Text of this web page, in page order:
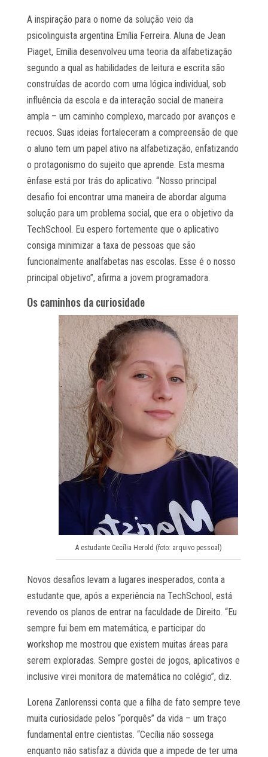
A inspiração para o nome da solução veio da
psicolinguista argentina Emília Ferreira. Aluna de Jean
Piaget, Emília desenvolveu uma teoria da alfabetização
segundo a qual as habilidades de leitura e escrita são
construídas de acordo com uma lógica individual, sob
influência da escola e da interação social de maneira
ampla – um caminho complexo, marcado por avanços e
recuos. Suas ideias fortaleceram a compreensão de que
o aluno tem um papel ativo na alfabetização, enfatizando
o protagonismo do sujeito que aprende. Esta mesma
ênfase está por trás do aplicativo. “Nosso principal
desafio foi encontrar uma maneira de abordar alguma
solução para um problema social, que era o objetivo da
TechSchool. Eu espero fortemente que o aplicativo
consiga minimizar a taxa de pessoas que são
funcionalmente analfabetas nas escolas. Esse é o nosso
principal objetivo”, afirma a jovem programadora.
Os caminhos da curiosidade
A estudante Cecília Herold (foto: arquivo pessoal)
Novos desafios levam a lugares inesperados, conta a
estudante que, após a experiência na TechSchool, está
revendo os planos de entrar na faculdade de Direito. “Eu
sempre fui bem em matemática, e participar do
workshop me mostrou que existem muitas áreas para
serem exploradas. Sempre gostei de jogos, aplicativos e
inclusive virei monitora de matemática no colégio”, diz.
Lorena Zanlorenssi conta que a filha de fato sempre teve
muita curiosidade pelos “porquês” da vida – um traço
fundamental entre cientistas. “Cecília não sossega
enquanto não satisfaz a dúvida que a impede de ter uma